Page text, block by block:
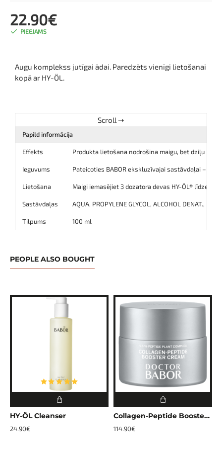
22.90€
PIEEJAMS
Augu komplekss jutīgai ādai. Paredzēts vienīgi lietošanai
kopā ar HY-ÖL.
Papild informācija
Effekts Produkta lietošana nodrošina maigu, bet dziļu
Ieguvums Pateicoties BABOR ekskluzīvajai sastāvdaļai –
Lietošana Maigi iemasējiet 3 dozatora devas HY-ÖL®
Sastāvdaļas AQUA, PROPYLENE GLYCOL, ALCOHOL DENAT.,
Tilpums 100 ml
PEOPLE ALSO BOUGHT
HY-ÖL Cleanser
24.90€
Collagen-Peptide Booster Cream
114.90€